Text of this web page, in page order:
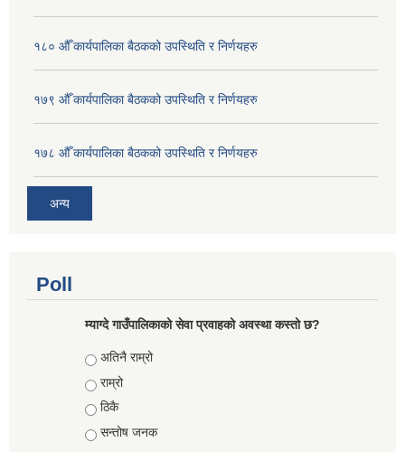
१८० औँ कार्यपालिका बैठकको उपस्थिति र निर्णयहरु
१७९ औँ कार्यपालिका बैठकको उपस्थिति र निर्णयहरु
१७८ औँ कार्यपालिका बैठकको उपस्थिति र निर्णयहरु
अन्य
Poll
म्याग्दे गाउँपालिकाको सेवा प्रवाहको अवस्था कस्तो छ?
Choices
अतिनै राम्रो
राम्रो
ठिकै
सन्तोष जनक